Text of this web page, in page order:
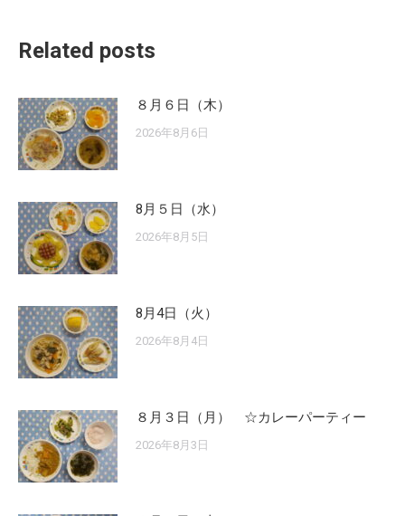
Related posts
８月６日（木）
2026年8月6日
8月５日（水）
2026年8月5日
8月4日（火）
2026年8月4日
８月３日（月） ☆カレーパーティー
2026年8月3日